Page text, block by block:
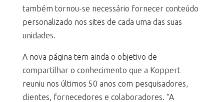
também tornou-se necessário fornecer conteúdo
personalizado nos sites de cada uma das suas
unidades.
A nova página tem ainda o objetivo de
compartilhar o conhecimento que a Koppert
reuniu nos últimos 50 anos com pesquisadores,
clientes, fornecedores e colaboradores. “A